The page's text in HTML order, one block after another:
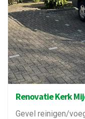
Renovatie Kerk
Gevel reinigen/